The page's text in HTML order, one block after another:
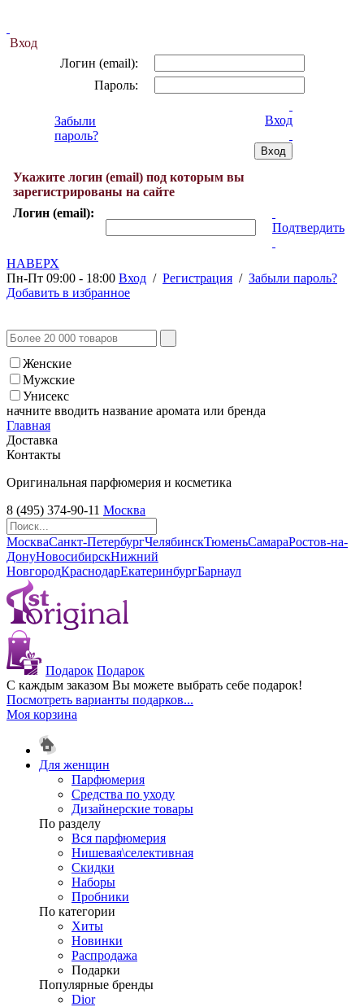
Вход
Логин (email):
Пароль:
Забыли
пароль?
Вход
Укажите логин (email) под которым вы
зарегистрированы на сайте
Логин (email):
Подтвердить
НАВЕРХ
Пн-Пт 09:00 - 18:00 Вход / Регистрация / Забыли пароль?
Добавить в избранное
Женские
Мужские
Унисекс
начните вводить название аромата или бренда
Главная
Доставка
Контакты
Оригинальная парфюмерия и косметика
8 (495) 374-90-11 Москва
МоскваСанкт-ПетербургЧелябинскТюменьСамараРостов-на-
ДонуНовосибирскНижний
НовгородКраснодарЕкатеринбургБарнаул
Подарок Подарок
С каждым заказом Вы можете выбрать себе подарок!
Посмотреть варианты подарков...
Моя корзина
Для женщин
Парфюмерия
Средства по уходу
Дизайнерские товары
По разделу
Вся парфюмерия
Нишевая\селективная
Скидки
Наборы
Пробники
По категории
Хиты
Новинки
Распродажа
Подарки
Популярные бренды
Dior